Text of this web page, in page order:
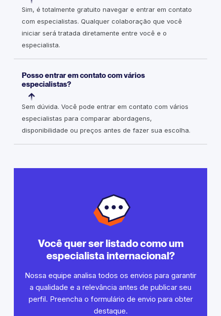
Sim, é totalmente gratuito navegar e entrar em contato
com especialistas. Qualquer colaboração que você
iniciar será tratada diretamente entre você e o
especialista.
Posso entrar em contato com vários
especialistas?
Sem dúvida. Você pode entrar em contato com vários
especialistas para comparar abordagens,
disponibilidade ou preços antes de fazer sua escolha.
Você quer ser listado como um
especialista internacional?
Nossa equipe analisa todos os envios para garantir
a qualidade e a relevância antes de publicar seu
perfil. Preencha o formulário de envio para obter
destaque.